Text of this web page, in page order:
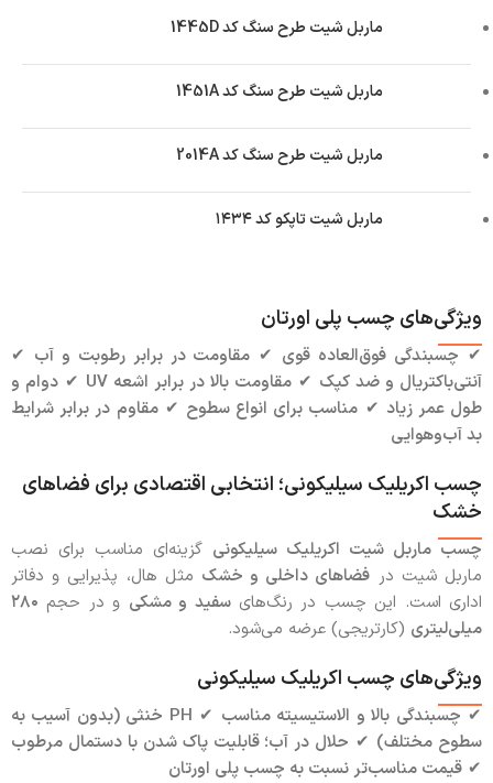
ماربل شیت طرح سنگ کد 1445D
ماربل شیت طرح سنگ کد 1451A
ماربل شیت طرح سنگ کد 2014A
ماربل شیت تاپکو کد ۱۴۳۴
ویژگی‌های چسب پلی اورتان
✔ چسبندگی فوق‌العاده قوی ✔ مقاومت در برابر رطوبت و آب ✔
آنتی‌باکتریال و ضد کپک ✔ مقاومت بالا در برابر اشعه UV ✔ دوام و
طول عمر زیاد ✔ مناسب برای انواع سطوح ✔مقاوم در برابر شرایط
بد آب‌وهوایی
چسب اکریلیک سیلیکونی؛ انتخابی اقتصادی برای فضاهای
خشک
چسب ماربل شیت اکریلیک سیلیکونی گزینه‌ای مناسب برای نصب
ماربل شیت در فضاهای داخلی و خشک مثل هال، پذیرایی و دفاتر
اداری است. این چسب در رنگ‌هایسفید و مشکی و در حجم ۲۸۰
میلی‌لیتری (کارتریجی) عرضه می‌شود.
ویژگی‌های چسب اکریلیک سیلیکونی
✔ چسبندگی بالا و الاستیسیته مناسب ✔
PH خنثی (بدون آسیب به
سطوح مختلف) ✔ حلال در آب؛ قابلیت پاک شدن با دستمال مرطوب
✔ قیمت مناسب‌تر نسبت به چسب پلی اورتان